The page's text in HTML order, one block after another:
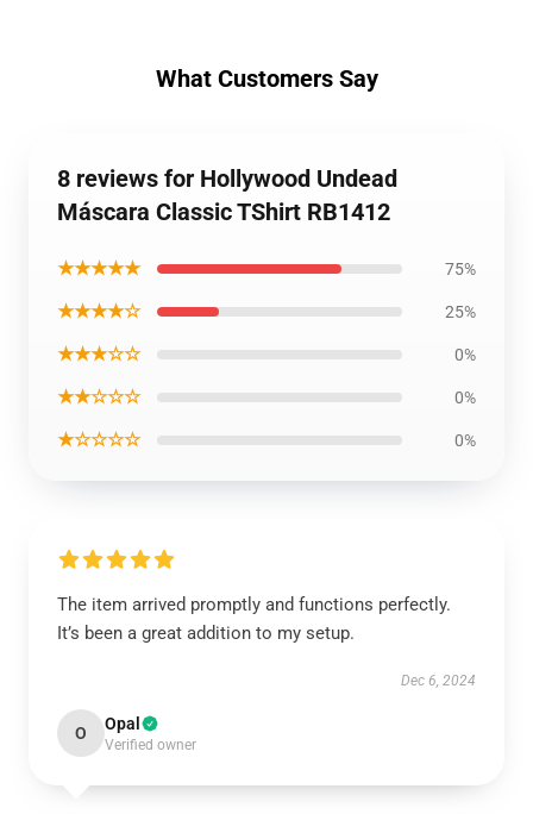
What Customers Say
8 reviews for Hollywood Undead
Máscara Classic TShirt RB1412
★★★★★ 75%
★★★★☆ 25%
★★★☆☆ 0%
★★☆☆☆ 0%
★☆☆☆☆ 0%
The item arrived promptly and functions perfectly.
It’s been a great addition to my setup.
Dec 6, 2024
O Opal
Verified owner